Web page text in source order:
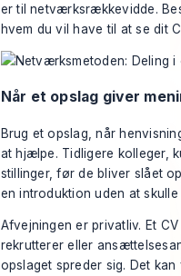
er til netværksrækkevidde.
hvem du vil have til at se dit
Når et opslag giver
Brug et opslag, når
at hjælpe. Tidligere kolleger,
stillinger, før de bliver slået
en introduktion uden at
Afvejningen er privatliv. Et
rekrutterer eller
opslaget spreder sig. Det